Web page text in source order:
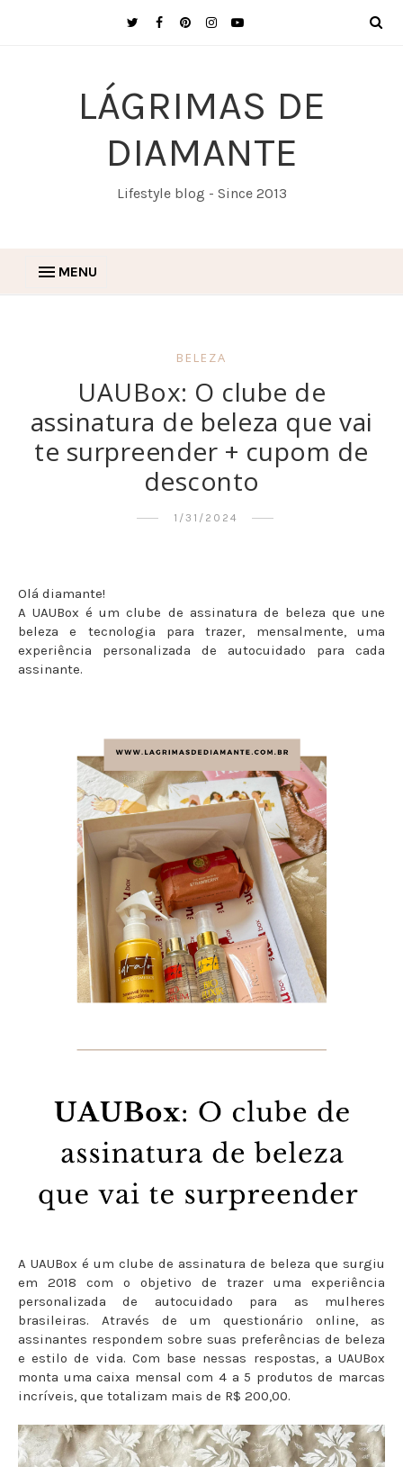
LÁGRIMAS DE
DIAMANTE
Lifestyle blog - Since 2013
MENU
BELEZA
UAUBox: O clube de
assinatura de beleza que vai
te surpreender + cupom de
desconto
1/31/2024
Olá diamante!
A UAUBox é um clube de assinatura de beleza que une
beleza e tecnologia para trazer, mensalmente, uma
experiência personalizada de autocuidado para cada
assinante.
A UAUBox é um clube de assinatura de beleza que surgiu
em 2018 com o objetivo de trazer uma experiência
personalizada de autocuidado para as mulheres
brasileiras. Através de um questionário online, as
assinantes respondem sobre suas preferências de beleza
e estilo de vida. Com base nessas respostas, a UAUBox
monta uma caixa mensal com 4 a 5 produtos de marcas
incríveis, que totalizam mais de R$ 200,00.